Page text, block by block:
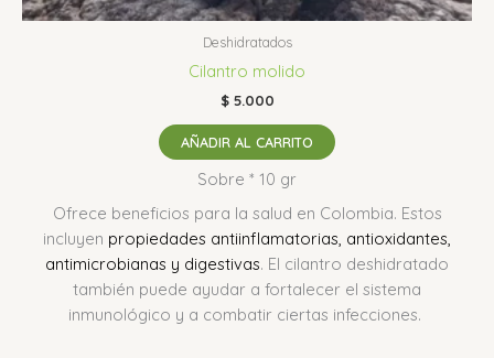
Deshidratados
Cilantro molido
$5.000
AÑADIR AL CARRITO
Sobre * 10 gr
Ofrece beneficios para la salud en Colombia. Estos
incluyen propiedades antiinflamatorias, antioxidantes,
antimicrobianas y digestivas. El cilantro deshidratado
también puede ayudar a fortalecer el sistema
inmunológico y a combatir ciertas infecciones.